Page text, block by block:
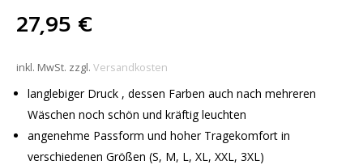
27,95 €
inkl. MwSt. zzgl. Versandkosten
langlebiger Druck , dessen Farben auch nach mehreren
Wäschen noch schön und kräftig leuchten
angenehme Passform und hoher Tragekomfort in
verschiedenen Größen (S, M, L, XL, XXL, 3XL)